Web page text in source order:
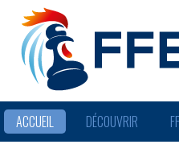
ACCUEIL DÉCOUVRIR